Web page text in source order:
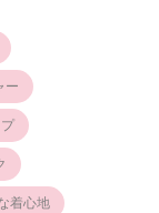
ー
着心地